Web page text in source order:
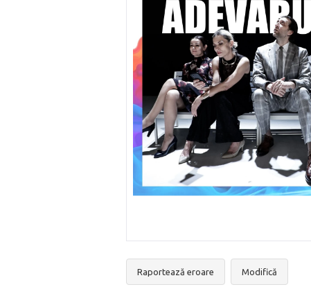
Raportează eroare Modifică